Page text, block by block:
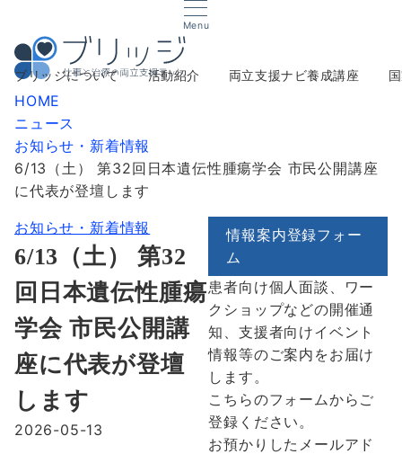
Menu
ブリッジについて 活動紹介 両立支援ナビ養成講座
HOME
ニュース
お知らせ・新着情報
6/13（土） 第32回日本遺伝性腫瘍学会 市民公開講座
に代表が登壇します
お知らせ・新着情報
6/13（土） 第32
回日本遺伝性腫瘍
学会 市民公開講
座に代表が登壇
します
2026-05-13
情報案内登録フォー
ム
患者向け個人面談、ワー
クショップなどの開催通
知、支援者向けイベント
情報等のご案内をお届け
します。
こちらのフォームからご
登録ください。
お預かりしたメールアド